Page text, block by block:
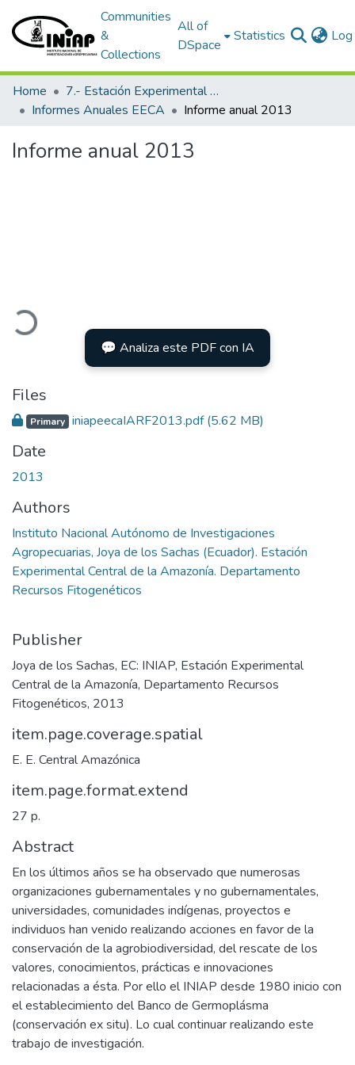
Communities
&
Collections
All of
DSpace
Statistics
Home
7.- Estación Experimental Central Amazónica
Informes Anuales EECA
Informe anual 2013
Informe anual 2013
💬 Analiza este PDF con IA
Files
Primary iniapeecaIARF2013.pdf(5.62 MB)
Date
2013
Authors
Instituto Nacional Autónomo de Investigaciones
Agropecuarias, Joya de los Sachas (Ecuador). Estación
Experimental Central de la Amazonía. Departamento
Recursos Fitogenéticos
Publisher
Joya de los Sachas, EC: INIAP, Estación Experimental
Central de la Amazonía, Departamento Recursos
Fitogenéticos, 2013
item.page.coverage.spatial
E. E. Central Amazónica
item.page.format.extend
27 p.
Abstract
En los últimos años se ha observado que numerosas
organizaciones gubernamentales y no gubernamentales,
universidades, comunidades indígenas, proyectos e
individuos han venido realizando acciones en favor de la
conservación de la agrobiodiversidad, del rescate de los
valores, conocimientos, prácticas e innovaciones
relacionadas a ésta. Por ello el INIAP desde 1980 inicio con
el establecimiento del Banco de Germoplásma
(conservación ex situ). Lo cual continuar realizando este
trabajo de investigación.